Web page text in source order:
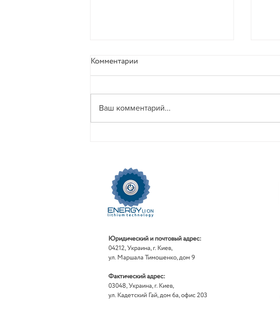
#lithiumbattery
#energytraction
#batteryforforklift #LiON
Комментарии
Ваш комментарий...
Юридический и почтовый адрес:
04212, Украина, г. Киев,
ул. Маршала Тимошенко, дом 9
Фактический адрес:
03048, Украина, г. Киев,
ул. Кадетский Гай, дом 6а, офис 203